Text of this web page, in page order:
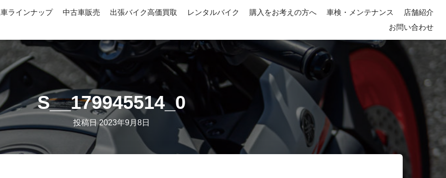
ラインナップ 中古車販売 出張バイク高価買取 レンタルバイク 購入をお考えの方へ 車検・メンテナンス
店舗紹介
お問い合わせ
S__179945514_0
投稿日2023年9月8日